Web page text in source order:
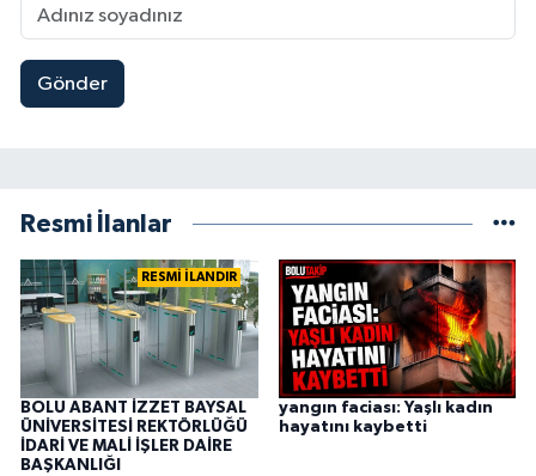
Gönder
Resmi İlanlar
RESMİ İLANDIR
BOLU ABANT İZZET BAYSAL
ÜNİVERSİTESİ REKTÖRLÜĞÜ
İDARİ VE MALİ İŞLER DAİRE
BAŞKANLIĞI
yangın faciası: Yaşlı kadın
hayatını kaybetti